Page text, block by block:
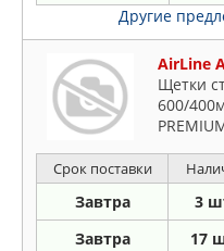
Другие
AirLine
Щетки
600/
Срок поставки
Завтра 3
Завтра 17